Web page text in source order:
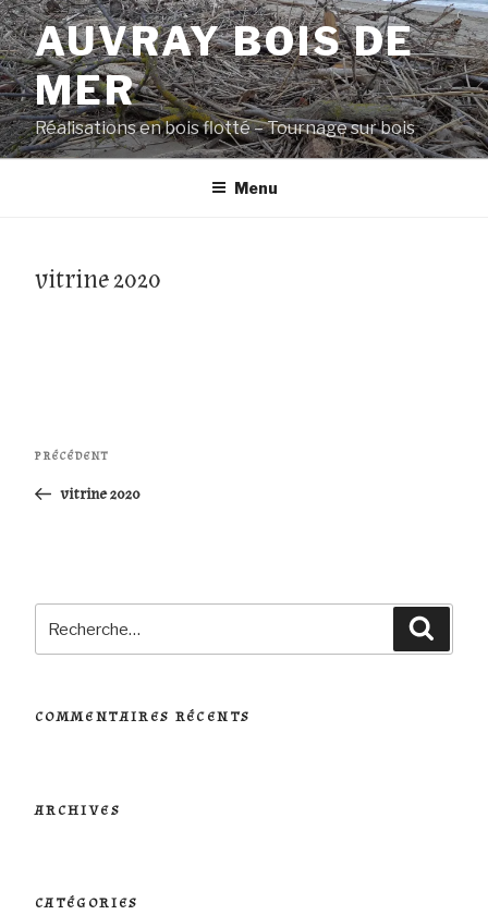
Aller
au
contenu
principal
AUVRAY BOIS DE
MER
Réalisations en bois flotté – Tournage sur bois
Menu
vitrine 2020
l’article
Article
PRÉCÉDENT
vitrine 2020
pour
COMMENTAIRES RÉCENTS
ARCHIVES
CATÉGORIES